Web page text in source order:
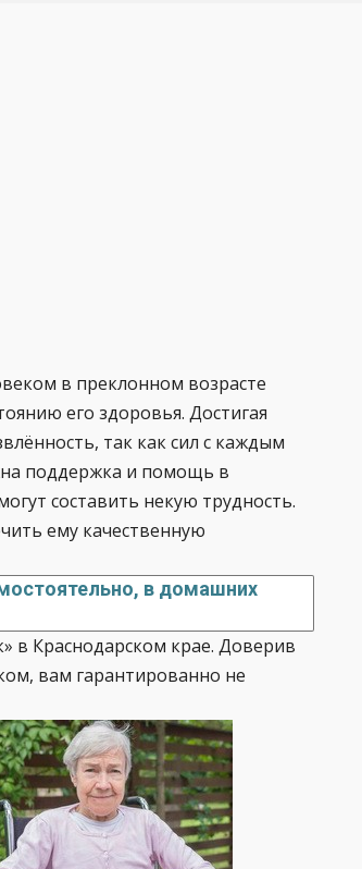
в преклонном возрасте
его здоровья. Достигая
так как сил с каждым
поддержка и помощь в
составить некую трудность.
ему качественную
в домашних
в Краснодарском крае. Доверив
вам гарантированно не